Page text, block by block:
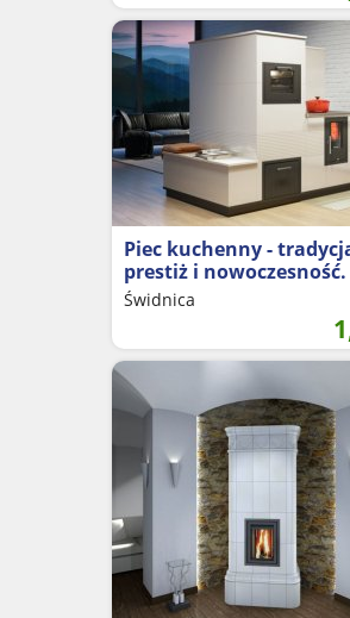
Piec kuchenny -
prestiż i nowoczesność.
Świdnica